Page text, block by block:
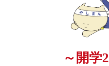
～開学